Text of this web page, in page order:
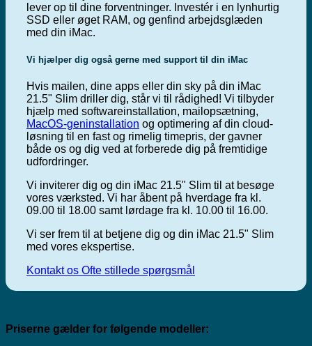
lever op til dine forventninger. Investér i en lynhurtig
SSD eller øget RAM, og genfind arbejdsglæden
med din iMac.
Vi hjælper dig også gerne med support til din iMac
Hvis mailen, dine apps eller din sky på din iMac
21.5" Slim driller dig, står vi til rådighed! Vi tilbyder
hjælp med softwareinstallation, mailopsætning,
MacOS-geninstallation og optimering af din cloud-
løsning til en fast og rimelig timepris, der gavner
både os og dig ved at forberede dig på fremtidige
udfordringer.
Vi inviterer dig og din iMac 21.5" Slim til at besøge
vores værksted. Vi har åbent på hverdage fra kl.
09.00 til 18.00 samt lørdage fra kl. 10.00 til 16.00.
Vi ser frem til at betjene dig og din iMac 21.5" Slim
med vores ekspertise.
Kontakt os Ofte stillede spørgsmål
Priserne gælder for følgende modeller: